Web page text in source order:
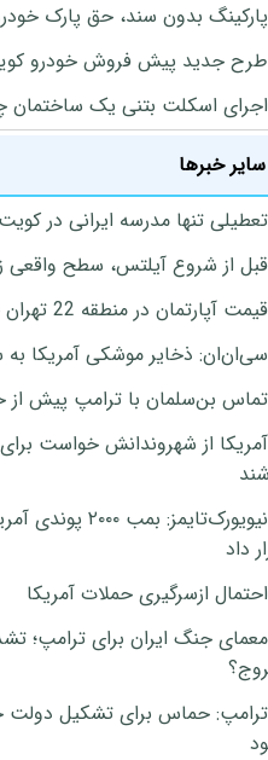
پارکینگ بدون سند، حق پارک
طرح جدید پیش فروش خودرو کوییک
اجرای اسکلت بتنی یک ساختمان
سایر خبرها
تعطیلی تنها مدرسه ایرانی در کویت
قبل از شروع آیلتس، سطح واقعی
قیمت آپارتمان در منطقه 22 تهران چقدر است؟
سی‌ان‌ان: ذخایر موشکی آمریکا
تماس بن‌سلمان با ترامپ پیش از
آمریکا از شهروندانش خواست
نیویورک‌تایمز:
داد
احتمال ازسرگیری حملات آمریکا
معمای جنگ ایران برای ترامپ؛
ترامپ: حماس برای تشکیل دولت